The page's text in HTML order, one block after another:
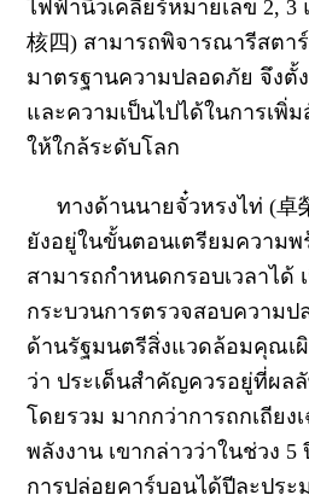
ไฟฟ้านิวเคลียร์หมายเลข 2, 3
核四) สามารถพิจารณารีสตา
มาตรฐานความปลอดภัย จึงตั้
และความเป็นไปได้ในการเพิ่
ให้ใกล้ระดับโลก
ทางด้านนายจั๋วหรงไท่ (卓
ยังอยู่ในขั้นตอนเตรียมความพ
สามารถกำหนดกรอบเวลาได้
กระบวนการตรวจสอบความป
ด้านรัฐมนตรีสิ่งแวดล้อมคุณเ
ว่า ประเด็นสำคัญควรอยู่ที่ผล
โดยรวม มากกว่าการถกเถียง
พลังงาน เขากล่าวว่าในช่วง 5
การปล่อยคาร์บอนได้ปีละประ